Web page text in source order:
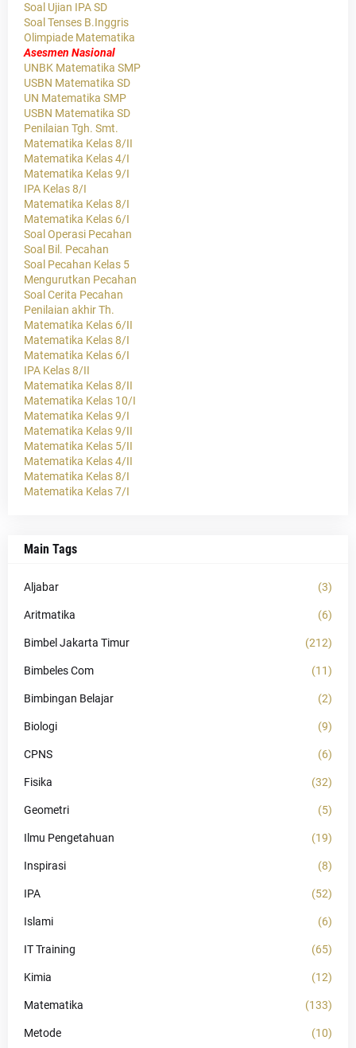
Soal Ujian IPA SD
Soal Tenses B.Inggris
Olimpiade Matematika
Asesmen Nasional
UNBK Matematika SMP
USBN Matematika SD
UN Matematika SMP
USBN Matematika SD
Penilaian Tgh. Smt.
Matematika Kelas 8/II
Matematika Kelas 4/I
Matematika Kelas 9/I
IPA Kelas 8/I
Matematika Kelas 8/I
Matematika Kelas 6/I
Soal Operasi Pecahan
Soal Bil. Pecahan
Soal Pecahan Kelas 5
Mengurutkan Pecahan
Soal Cerita Pecahan
Penilaian akhir Th.
Matematika Kelas 6/II
Matematika Kelas 8/I
Matematika Kelas 6/I
IPA Kelas 8/II
Matematika Kelas 8/II
Matematika Kelas 10/I
Matematika Kelas 9/I
Matematika Kelas 9/II
Matematika Kelas 5/II
Matematika Kelas 4/II
Matematika Kelas 8/I
Matematika Kelas 7/I
Main Tags
Aljabar (3)
Aritmatika (6)
Bimbel Jakarta Timur (212)
Bimbeles Com (11)
Bimbingan Belajar (2)
Biologi (9)
CPNS (6)
Fisika (32)
Geometri (5)
Ilmu Pengetahuan (19)
Inspirasi (8)
IPA (52)
Islami (6)
IT Training (65)
Kimia (12)
Matematika (133)
Metode (10)